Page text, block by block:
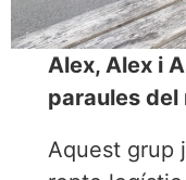
Alex, Alex i
paraules del
Aquest grup